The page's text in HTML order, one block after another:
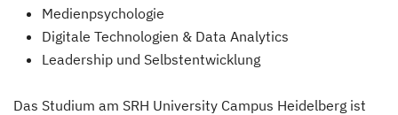
Medienpsychologie
Digitale Technologien & Data Analytics
Leadership und Selbstentwicklung
Das Studium am SRH University Campus Heidelberg ist